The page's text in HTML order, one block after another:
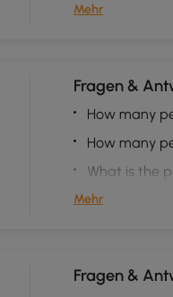
Mehr
Fragen &
How many
How many
What is the
Mehr
Fragen &